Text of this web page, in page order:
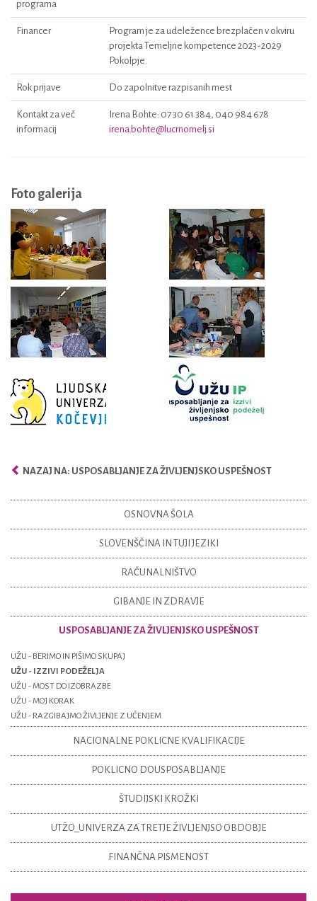
programa
Financer
Program je za udeležence brezplačen v okviru
projekta Temeljne kompetence 2023-2029
Pokolpje.
Rok prijave Do zapolnitve razpisanih mest
Kontakt za več
informacij
Irena Bohte: 07 30 61 384, 040 984 678
irena.bohte@lucrnomelj.si
Foto galerija
NAZAJ NA: USPOSABLJANJE ZA ŽIVLJENJSKO USPEŠNOST
OSNOVNA ŠOLA
SLOVENŠČINA IN TUJI JEZIKI
RAČUNALNIŠTVO
GIBANJE IN ZDRAVJE
USPOSABLJANJE ZA ŽIVLJENJSKO USPEŠNOST
UŽU - BERIMO IN PIŠIMO SKUPAJ
UŽU - IZZIVI PODEŽELJA
UŽU - MOST DO IZOBRAZBE
UŽU - MOJ KORAK
UŽU - RAZGIBAJMO ŽIVLJENJE Z UČENJEM
NACIONALNE POKLICNE KVALIFIKACIJE
POKLICNO DOUSPOSABLJANJE
ŠTUDIJSKI KROŽKI
UTŽO_UNIVERZA ZA TRETJE ŽIVLJENJSO OBDOBJE
FINANČNA PISMENOST